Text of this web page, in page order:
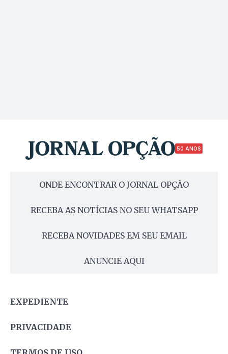
50 ANOS
ONDE ENCONTRAR O JORNAL OPÇÃO
RECEBA AS NOTÍCIAS NO SEU WHATSAPP
RECEBA NOVIDADES EM SEU EMAIL
ANUNCIE AQUI
EXPEDIENTE
PRIVACIDADE